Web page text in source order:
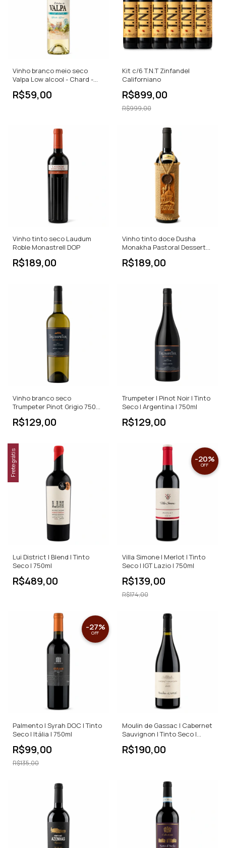
Vinho branco meio seco
Valpa Low alcool - Chard -
R$59,00
Kit c/6 T.N.T Zinfandel
Californiano
R$899,00
R$999,00
Vinho tinto seco Laudum
Roble Monastrell DOP
R$189,00
Vinho tinto doce Dusha
Monakha Pastoral Dessert
Wine
R$189,00
Vinho branco seco
Trumpeter Pinot Grigio 750
R$129,00
Trumpeter | Pinot Noir | Tinto
Seco | Argentina | 750ml
R$129,00
Frete grátis
Lui District | Blend | Tinto
Seco | 750ml
R$489,00
Villa Simone | Merlot | Tinto
Seco | IGT Lazio | 750ml
R$139,00
-20%
OFF
R$174,00
Palmento | Syrah DOC | Tinto
Seco | Itália | 750ml
R$99,00
-27%
OFF
R$135,00
Moulin de Gassac | Cabernet
Sauvignon | Tinto Seco |
R$190,00